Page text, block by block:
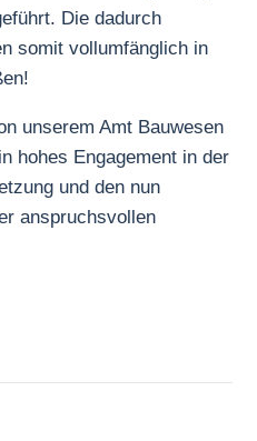
Die dadurch
somit vollumfänglich in
unserem Amt Bauwesen
hohes Engagement in der
und den nun
anspruchsvollen